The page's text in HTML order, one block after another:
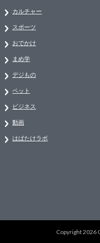
カルチャー
スポーツ
おでかけ
まめ学
デジもの
ペット
ビジネス
動画
はばたけラボ
Copyright 2026